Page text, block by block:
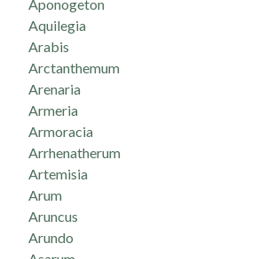
Aponogeton
Aquilegia
Arabis
Arctanthemum
Arenaria
Armeria
Armoracia
Arrhenatherum
Artemisia
Arum
Aruncus
Arundo